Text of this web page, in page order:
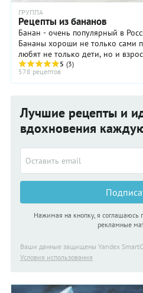
ГРУППА
Рецепты из бананов
Банан - очень популярный в
Бананы хороши не только сами
любят не только дети, но и
отличных блюд и десертов. ...
5 (3)
578 рецептов
Лучшие рецепты и
вдохновения
Нажимая на кнопку, я
рекламные
Ваши данные защищены Yandex
Условия использования